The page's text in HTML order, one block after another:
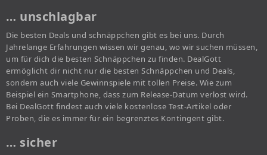
… unschlagbar
Die besten Deals und schnäppchen gibt es bei uns. Durch
Jahrelange Erfahrungen wissen wir genau, wo wir suchen müssen,
um für dich die besten Schnäppchen zu finden. DealGott
ermöglicht dir nicht nur die besten Schnäppchen und Deals,
sondern auch viele Gewinnspiele mit tollen Preise. Wie zum
Beispiel ein Smartphone, dass zum Release-Datum verlost wird.
Bei DealGott findest auch viele kostenlose Test-Artikel oder
Proben, die es immer für ein begrenztes Kontingent gibt.
… sicher